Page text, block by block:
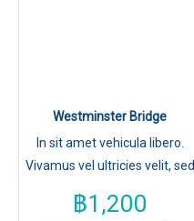
Westminster Bridge
In sit amet vehicula libero.
Vivamus vel ultricies velit, sed
฿1,200